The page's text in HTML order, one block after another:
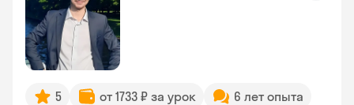
5 от 1733 ₽ за урок
6 лет опыта